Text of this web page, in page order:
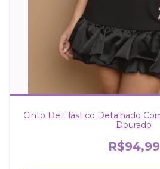
Cinto De Elástico Detalhado
Dourado
R$94,99